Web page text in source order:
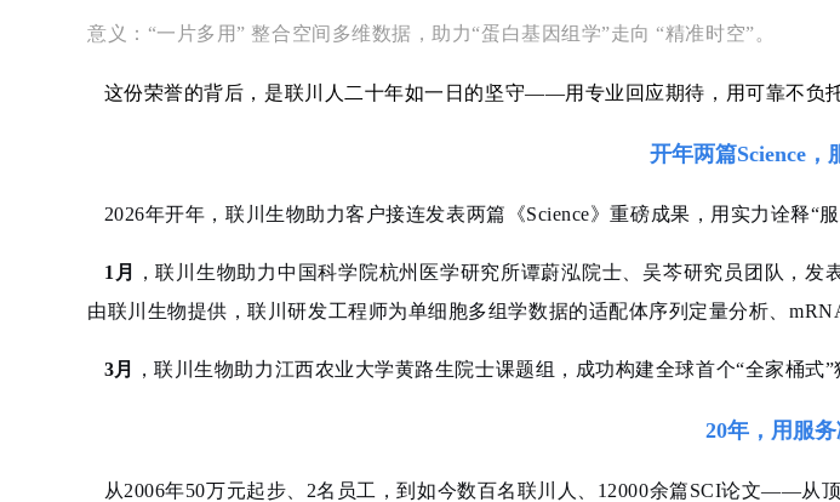
意义：“一片多用” 整合空间多维数据，助力“蛋白基因组学”走向 “精准时空”。
这份荣誉的背后，是联川人二十年如一日的坚守——用专业回应期待，用可靠不负托
开年两篇Science，
2026年开年，联川生物助力客户接连发表两篇《Science》重磅成果，用实力诠释“服
1月 ，联川生物助力中国科学院杭州医学研究所谭蔚泓院士、吴芩研究员团队，发
由联川生物提供，联川研发工程师为单细胞多组学数据的适配体序列定量分析、
3月 ，联川生物助力江西农业大学黄路生院士课题组，成功构建全球首个“全家桶式
20年，用服
从2006年50万元起步、2名员工，到如今数百名联川人、12000余篇SCI论文——从